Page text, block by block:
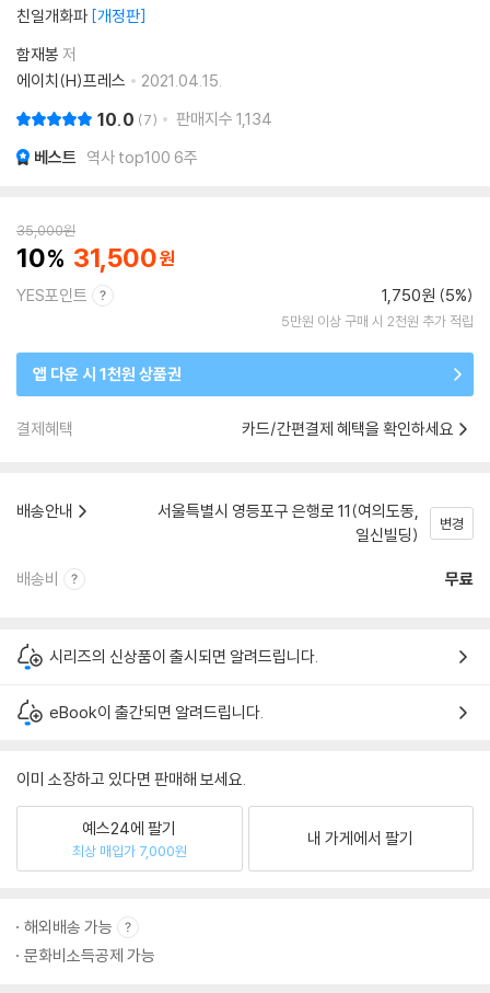
친일개화파 개정판
함재봉 저
에이치(H)프레스
2021.04.15.
10.0 7 판매지수 1,134
베스트 역사 top100 6주
35,000원
10 31,500
YES포인트 1,750원 (5%)
5만원 이상 구매 시 2천원 추가 적립
앱 다운 시 1천원 상품권
결제혜택 카드/간편결제 혜택을 확인하세요
배송안내
서울특별시 영등포구 은행로 11(여의도동,
일신빌딩)
변경
배송비 무료
시리즈의 신상품이 출시되면 알려드립니다.
eBook이 출간되면 알려드립니다.
이미 소장하고 있다면 판매해 보세요.
예스24에 팔기
최상 매입가 7,000원
내 가게에서 팔기
해외배송 가능
문화비소득공제 가능